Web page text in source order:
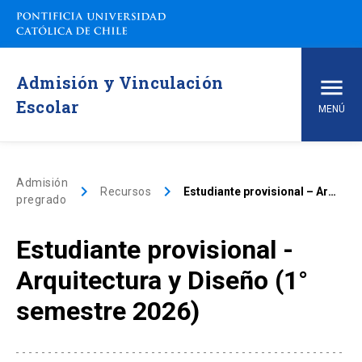
Admisión y Vinculación
Escolar
MENÚ
Carreras de pregrado
Vías de Admisión
Conoce la UC
Admisión
pregrado
keyboard_arrow_right Recursos keyboard_arrow_right Estudiante provisional – Arquitectura y Diseño (1° semestre 2026)
Estudiante provisional -
Arquitectura y Diseño (1°
semestre 2026)